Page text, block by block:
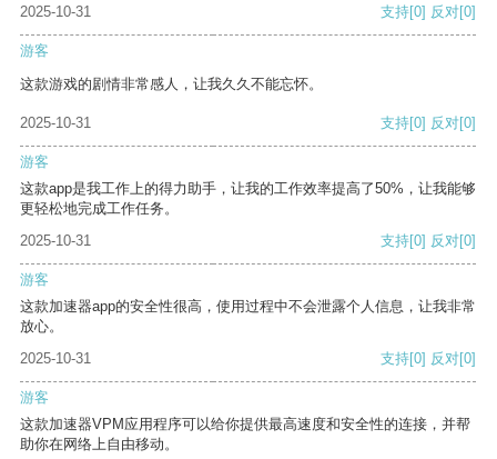
2025-10-31 支持[0] 反对[0]
游客
这款游戏的剧情非常感人，让我久久不能忘怀。
2025-10-31 支持[0] 反对[0]
游客
这款app是我工作上的得力助手，让我的工作效率提高了50%，让我能够
更轻松地完成工作任务。
2025-10-31
支持[0] 反对[0]
游客
这款加速器app的安全性很高，使用过程中不会泄露个人信息，让我非常
放心。
2025-10-31
支持[0] 反对[0]
游客
这款加速器VPM应用程序可以给你提供最高速度和安全性的连接，并帮
助你在网络上自由移动。